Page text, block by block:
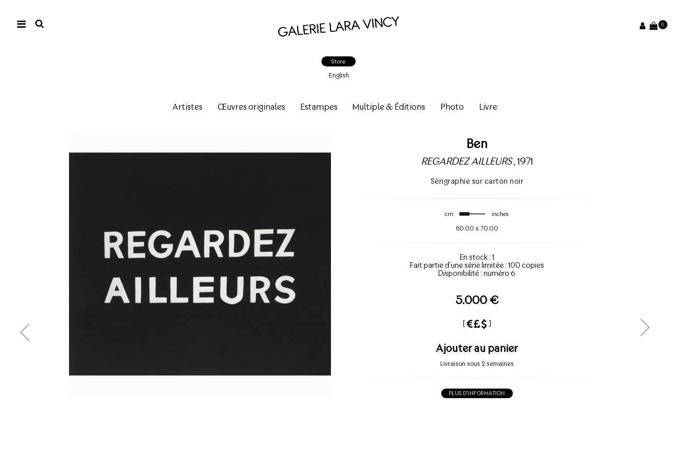
0
Store
English
Artistes Œuvres originales Estampes Multiple & Éditions Photo Livre
Ben
REGARDEZ AILLEURS, 1971
Sérigraphie sur carton noir
cm inches
60.00 x 70.00
En stock : 1
Fait partie d'une série limitée : 100 copies
Disponibilité : numéro 6
5.000 €
[ ]
Ajouter au panier
Livraison sous 2 semaines
PLUS D'INFORMATION